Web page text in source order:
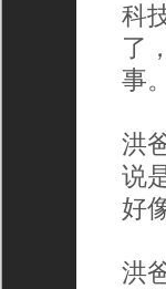
科
了
事
洪
说
好
洪